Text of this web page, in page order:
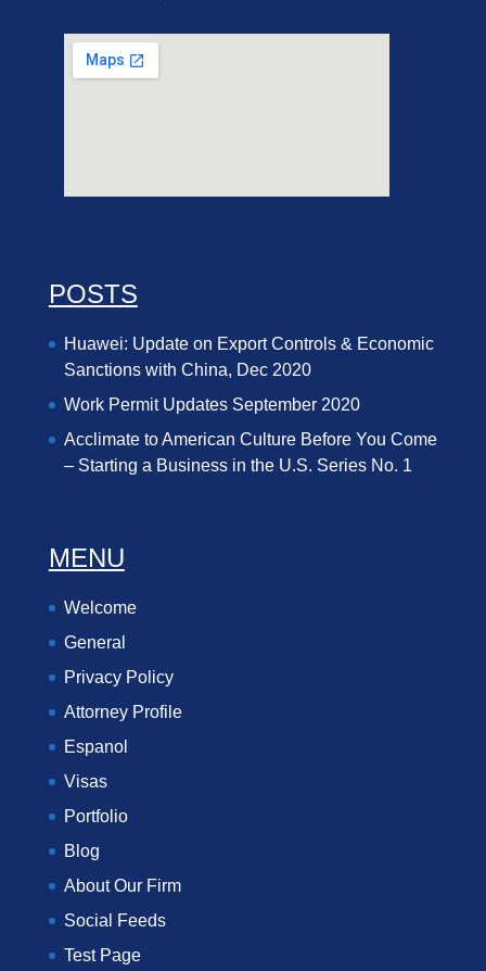
POSTS
Huawei: Update on Export Controls & Economic
Sanctions with China, Dec 2020
Work Permit Updates September 2020
Acclimate to American Culture Before You Come
– Starting a Business in the U.S. Series No. 1
MENU
Welcome
General
Privacy Policy
Attorney Profile
Espanol
Visas
Portfolio
Blog
About Our Firm
Social Feeds
Test Page